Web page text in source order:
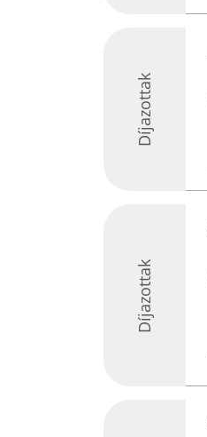
Díjazottak
Díjazottak